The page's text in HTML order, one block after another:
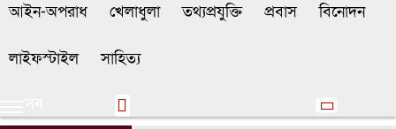
আইন-অপরাধ খেলাধুলা তথ্যপ্রযুক্তি প্রবাস বিনোদন
লাইফস্টাইল সাহিত্য